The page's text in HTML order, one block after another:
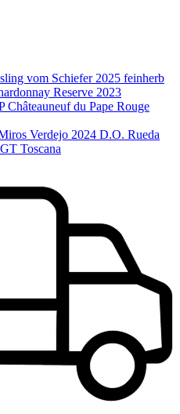
vom Schiefer 2025 feinherb
Reserve 2023
Châteauneuf du Pape Rouge
Verdejo 2024 D.O. Rueda
Toscana